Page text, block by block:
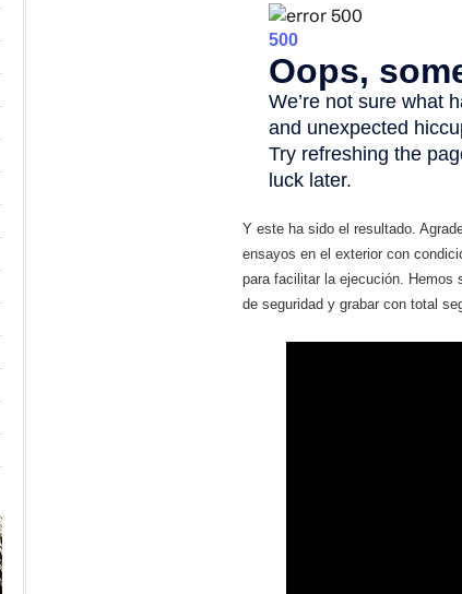
Y este ha sido el resultado.
ensayos en el exterior con
para facilitar la ejecución. Hemos
de seguridad y grabar con total